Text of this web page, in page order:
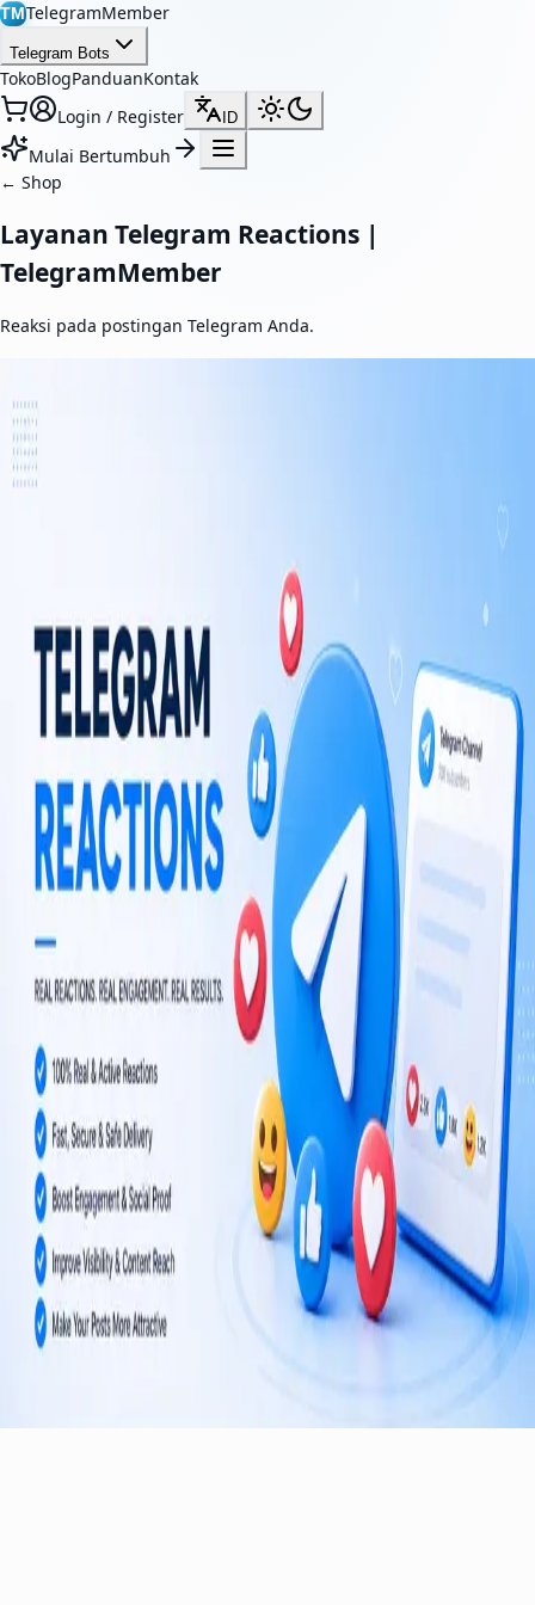
TMTelegramMember
Telegram Bots
TokoBlogPanduanKontak
Login / Register
ID
Mulai Bertumbuh
← Shop
Layanan Telegram Reactions |
TelegramMember
Reaksi pada postingan Telegram Anda.
Tingkatkan interaksi pada postingan Telegram Anda dengan
reaksi nyata. Layanan kami membantu memperkuat bukti sosial,
meningkatkan visibilitas konten, dan membuat postingan lebih
Choose plan
TelegramMember
Layanan pertumbuhan Telegram untuk anggota, tayangan, reaksi,
dan pertumbuhan channel jangka panjang.
TM tidak berafiliasi dengan Telegram Messenger LLP.
JELAJAHI
BlogToko
Syarat & KetentuanKebijakan Pengembalian Dana
2026
Hak cipta dilindungi.
Layanan pertumbuhan Telegram tepercaya untuk channel dan
grup di seluruh dunia.